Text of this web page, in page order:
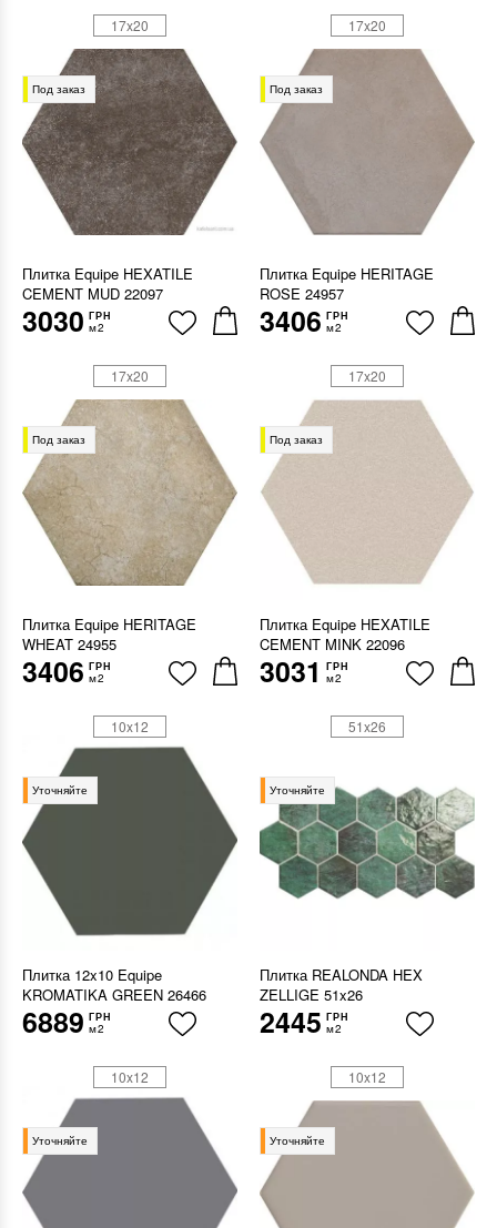
Под заказ
Плитка Equipe HEXATILE
CEMENT MUD 22097
3030 ГРН
м2
17x20
Под заказ
Плитка Equipe HERITAGE
ROSE 24957
3406 ГРН
м2
17x20
Под заказ
Плитка Equipe HERITAGE
WHEAT 24955
3406 ГРН
м2
17x20
Под заказ
Плитка Equipe HEXATILE
CEMENT MINK 22096
3031 ГРН
м2
17x20
Уточняйте
Плитка 12x10 Equipe
KROMATIKA GREEN 26466
6889 ГРН
м2
10x12
Уточняйте
Плитка REALONDA HEX
ZELLIGE 51x26
2445 ГРН
м2
51x26
Уточняйте
10x12
Уточняйте
10x12